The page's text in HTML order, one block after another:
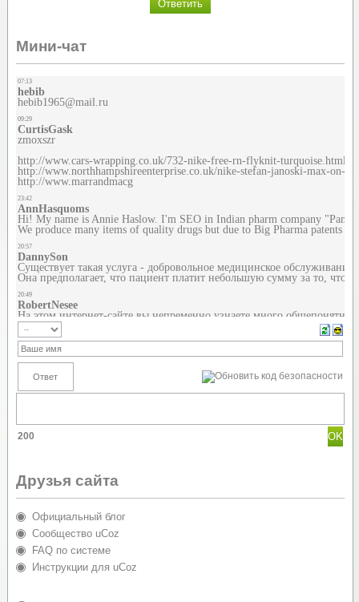
Мини-чат
200
Друзья сайта
Официальный блог
Сообщество uCoz
FAQ по системе
Инструкции для uCoz